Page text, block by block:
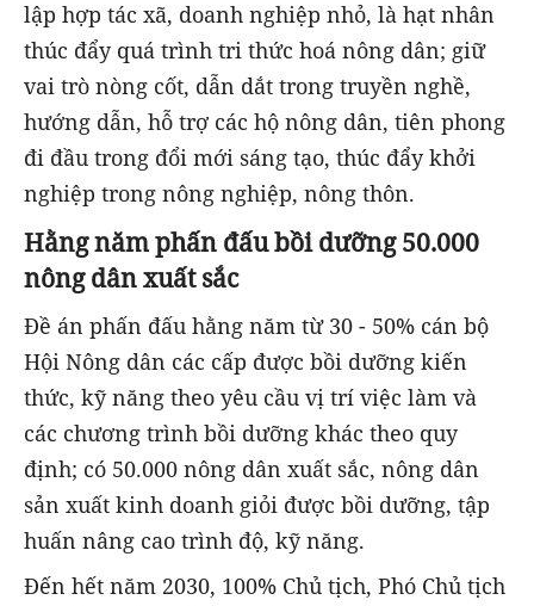
lập hợp tác xã, doanh nghiệp nhỏ, là hạt nhân
thúc đẩy quá trình tri thức hoá nông dân; giữ
vai trò nòng cốt, dẫn dắt trong truyền nghề,
hướng dẫn, hỗ trợ các hộ nông dân, tiên phong
đi đầu trong đổi mới sáng tạo, thúc đẩy khởi
nghiệp trong nông nghiệp, nông thôn.
Hằng năm phấn đấu bồi dưỡng 50.000
nông dân xuất sắc
Đề án phấn đấu hằng năm từ 30 - 50% cán bộ
Hội Nông dân các cấp được bồi dưỡng kiến
thức, kỹ năng theo yêu cầu vị trí việc làm và
các chương trình bồi dưỡng khác theo quy
định; có 50.000 nông dân xuất sắc, nông dân
sản xuất kinh doanh giỏi được bồi dưỡng, tập
huấn nâng cao trình độ, kỹ năng.
Đến hết năm 2030, 100% Chủ tịch, Phó Chủ tịch